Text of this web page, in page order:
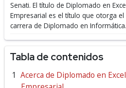
Senati. El título de Diplomado en
Empresarial es el título que otorga
carrera de Diplomado en Informática.
Tabla de contenidos
Acerca de Diplomado en